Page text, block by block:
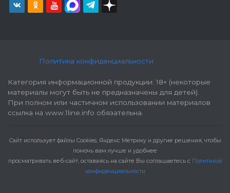
Политика конфиденциальности
Категория информационной продукции: 18+ (некоторые
материалы могут быть не предназначены для детей).
При полном или частичном использовании материалов
ссылка на www.1line.info обязательна.
Cайт использует файлы Cookies, Яндекс Метрику и другие решения, чтобы
помочь вам лучше и удобнее
просматривать веб-сайт, оставаясь на сайте Вы соглашаетесь с Политикой
конфиденциальности